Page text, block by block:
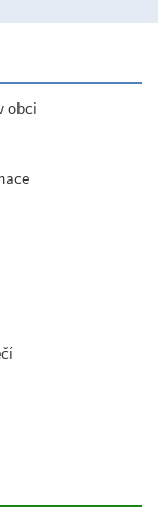
obci